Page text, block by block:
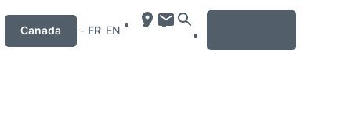
Canada - FR EN